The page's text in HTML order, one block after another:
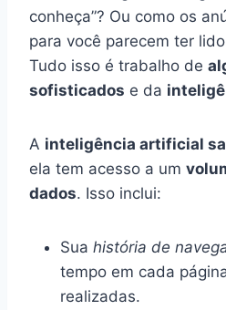
conheça”? Ou como os
para você parecem ter
Tudo isso é trabalho de
sofisticados e da
A inteligência artificial
ela tem acesso a um
dados. Isso inclui:
Sua história de
tempo em cada
realizadas.